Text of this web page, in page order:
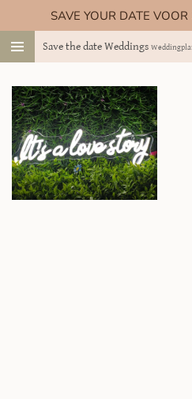
direct
naar
hoofdinhoud
Save the date Weddings
SAVE YOUR DATE